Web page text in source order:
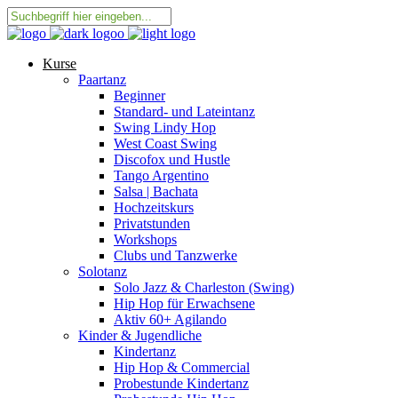
Kurse
Paartanz
Beginner
Standard- und Lateintanz
Swing Lindy Hop
West Coast Swing
Discofox und Hustle
Tango Argentino
Salsa | Bachata
Hochzeitskurs
Privatstunden
Workshops
Clubs und Tanzwerke
Solotanz
Solo Jazz & Charleston (Swing)
Hip Hop für Erwachsene
Aktiv 60+ Agilando
Kinder & Jugendliche
Kindertanz
Hip Hop & Commercial
Probestunde Kindertanz